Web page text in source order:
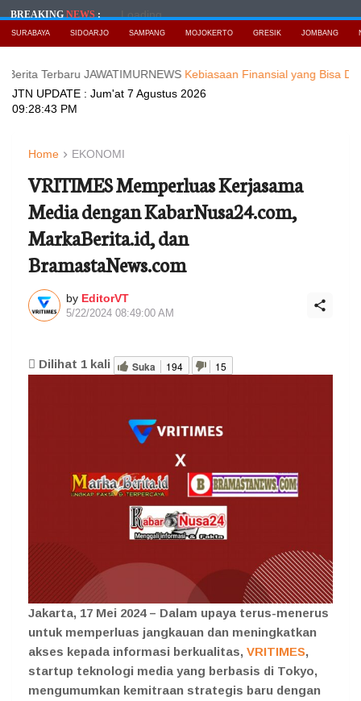
BREAKINGNEWS: Loading...
SURABAYA SIDOARJO SAMPANG MOJOKERTO GRESIK JOMBANG
JAWATIMURNEWSKebiasaan Finansial yang Bisa Dimulai di
JTN UPDATE : Jum'at 7 Agustus 2026
09:28:45 PM
Home EKONOMI
VRITIMES Memperluas Kerjasama
Media dengan KabarNusa24.com,
MarkaBerita.id, dan
BramastaNews.com
by EditorVT
5/22/2024 08:49:00 AM
Dilihat 1 kali Suka 194 15
Jakarta, 17 Mei 2024 – Dalam upaya terus-menerus
untuk memperluas jangkauan dan meningkatkan
akses kepada informasi berkualitas, VRITIMES,
startup teknologi media yang berbasis di Tokyo,
mengumumkan kemitraan strategis baru dengan